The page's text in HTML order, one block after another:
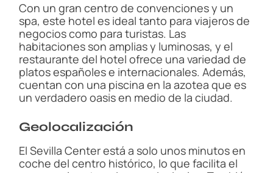
Con un gran centro de convenciones y un
spa, este hotel es ideal tanto para viajeros de
negocios como para turistas. Las
habitaciones son amplias y luminosas, y el
restaurante del hotel ofrece una variedad de
platos españoles e internacionales. Además,
cuentan con una piscina en la azotea que es
un verdadero oasis en medio de la ciudad.
Geolocalización
El Sevilla Center está a solo unos minutos en
coche del centro histórico, lo que facilita el